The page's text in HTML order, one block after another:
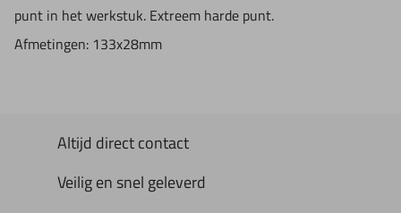
punt in het werkstuk. Extreem harde punt.
Afmetingen: 133x28mm
Altijd direct contact
Veilig en snel geleverd